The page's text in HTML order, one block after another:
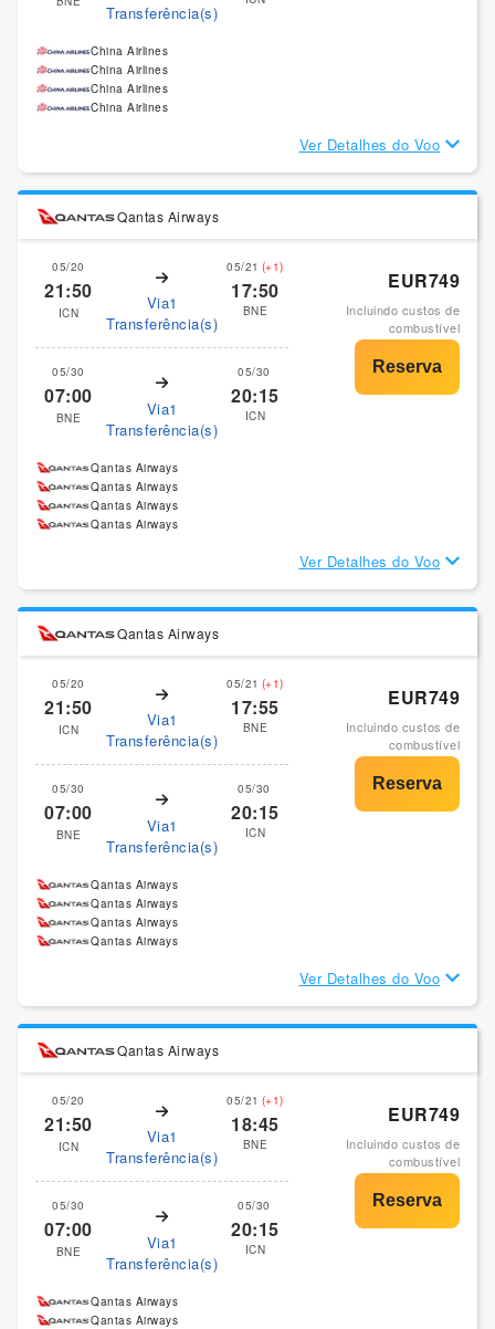
Transferência(s)
China Airlines
China Airlines
China Airlines
China Airlines
Ver Detalhes do Voo
Qantas Airways
05/20
21:50
ICN
Via1
Transferência(s)
05/21 (+1)
17:50
BNE
05/30
07:00
BNE
Via1
Transferência(s)
05/30
20:15
ICN
EUR749
Incluindo custos de
combustível
Qantas Airways
Qantas Airways
Qantas Airways
Qantas Airways
Ver Detalhes do Voo
Qantas Airways
05/20
21:50
ICN
Via1
Transferência(s)
05/21 (+1)
17:55
BNE
05/30
07:00
BNE
Via1
Transferência(s)
05/30
20:15
ICN
EUR749
Incluindo custos de
combustível
Qantas Airways
Qantas Airways
Qantas Airways
Qantas Airways
Ver Detalhes do Voo
Qantas Airways
05/20
21:50
ICN
Via1
Transferência(s)
05/21 (+1)
18:45
BNE
05/30
07:00
BNE
Via1
Transferência(s)
05/30
20:15
ICN
EUR749
Incluindo custos de
combustível
Qantas Airways
Qantas Airways